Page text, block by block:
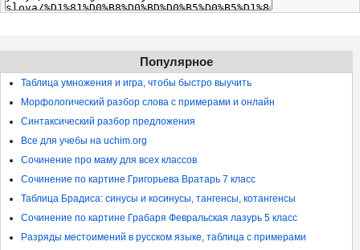
Популярное
Таблица умножения и игра, чтобы быстро выучить
Морфологический разбор слова с примерами и онлайн
Синтаксический разбор предложения
Все для учебы на uchim.org
Сочинение про маму для всех классов
Сочинение по картине Григорьева Вратарь 7 класс
Таблица Брадиса: синусы и косинусы, тангенсы, котангенсы
Сочинение по картине Грабаря Февральская лазурь 5 класс
Разряды местоимений в русском языке, таблица с примерами